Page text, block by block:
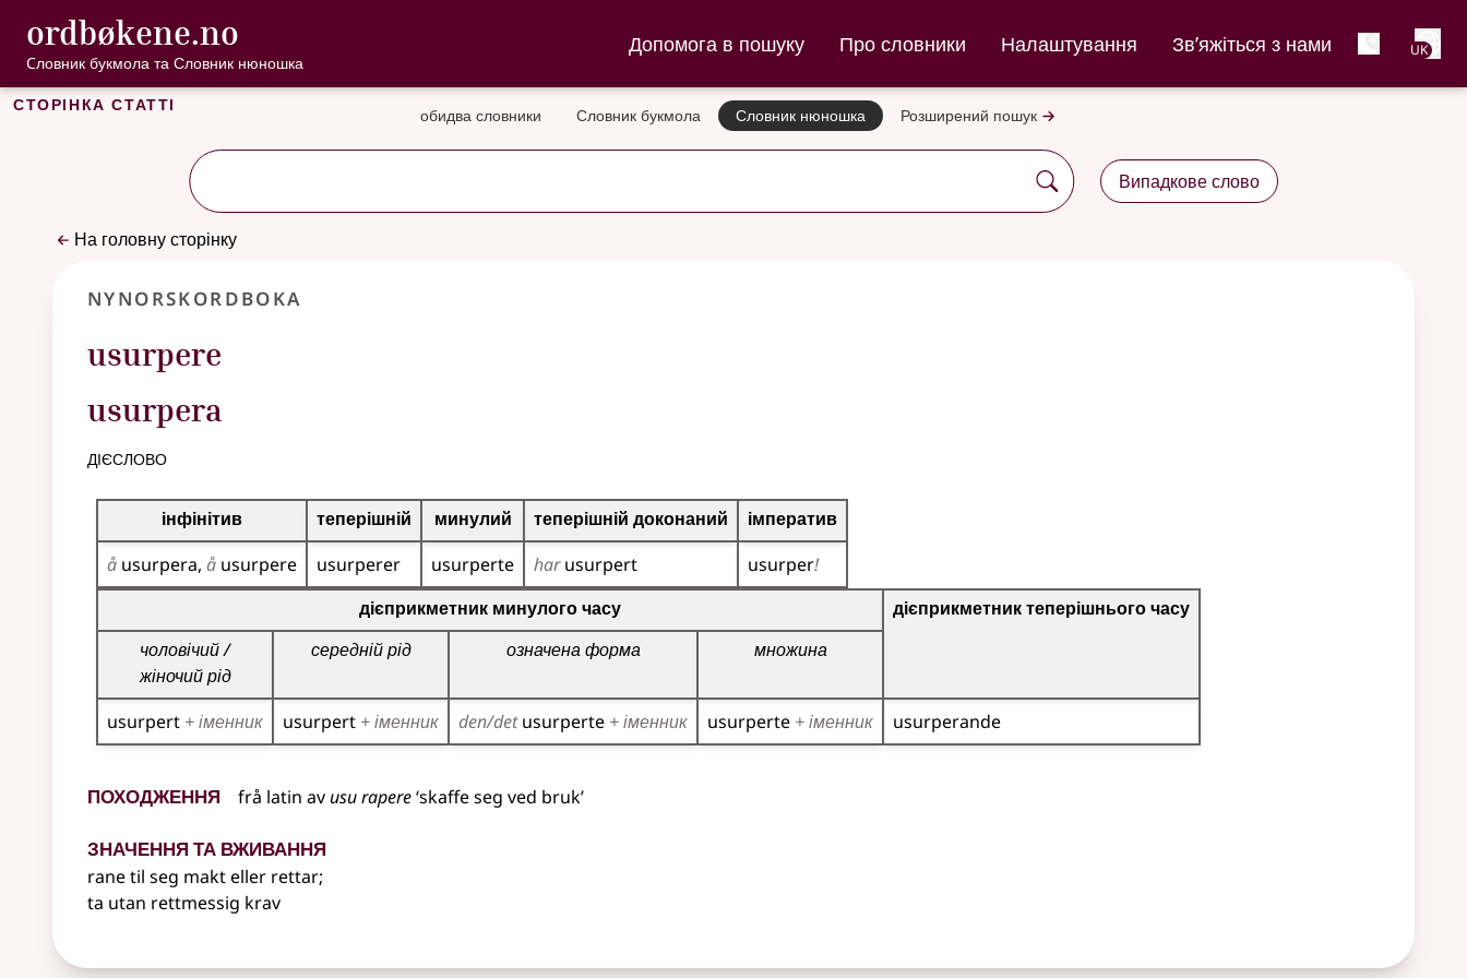
Перейти до основного вмісту
Доступність
ordbøkene.no , Cловник букмола та Словник нюношка
Cловник букмола та Словник нюношка
Допомога в пошуку Про словники Налаштування Зв’яжіться з нами UK
Сторінка статті обидва словники Словник букмола Словник нюношка Розширений пошук
Випадкове слово
На головну сторінку
Nynorskordboka
usurpere
usurpera
дієслово
Таблиця відмінювання для цього дієслова
інфінітив теперішній минулий теперішній доконаний
імператив
å usurpera å usurpere usurperer usurperte harusurpert usurper!
Таблиця відмінювання дієприкметників для цього дієслова
дієприкметник минулого часу
дієприкметник теперішнього часу
чоловічий /
жіночий рід
середній рід означена форма множина
usurpert + іменник usurpert + іменник den/detusurperte + іменник usurperte + іменник usurperande
Походження frå latin av usu rapere‘skaffe seg ved bruk’
Значення та вживання
rane til seg makt eller rettar;
ta utan rettmessig krav